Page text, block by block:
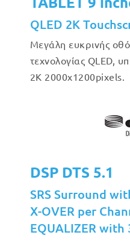
QLED 2K
Μεγάλη ευκρινής
τεχνολογίας QLED,
2Κ 2000x1200pixels.
DSP DTS 5.1
SRS Surround
X-OVER per
EQUALIZER with